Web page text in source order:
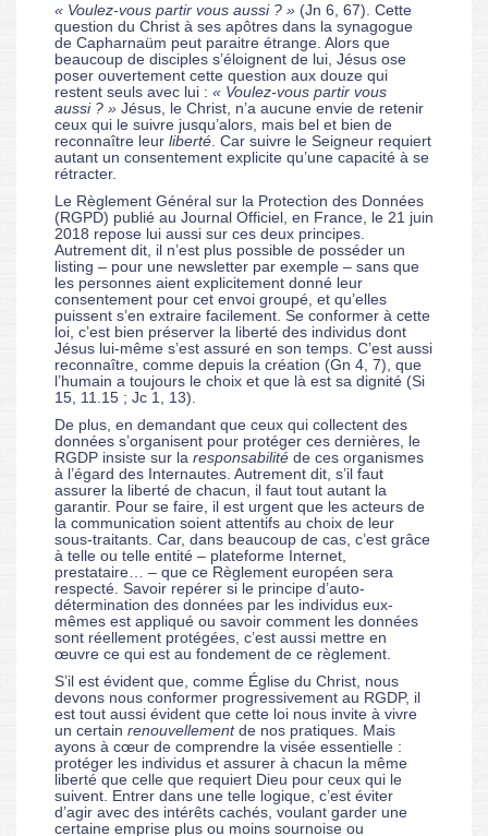
« Voulez-vous partir vous aussi ? » (Jn 6, 67). Cette
question du Christ à ses apôtres dans la synagogue
de Capharnaüm peut paraitre étrange. Alors que
beaucoup de disciples s’éloignent de lui, Jésus ose
poser ouvertement cette question aux douze qui
restent seuls avec lui : « Voulez-vous partir vous
aussi ? » Jésus, le Christ, n’a aucune envie de retenir
ceux qui le suivre jusqu’alors, mais bel et bien de
reconnaître leur liberté . Car suivre le Seigneur requiert
autant un consentement explicite qu’une capacité à se
rétracter.
Le Règlement Général sur la Protection des Données
(RGPD) publié au Journal Officiel, en France, le 21 juin
2018 repose lui aussi sur ces deux principes.
Autrement dit, il n’est plus possible de posséder un
listing – pour une newsletter par exemple – sans que
les personnes aient explicitement donné leur
consentement pour cet envoi groupé, et qu’elles
puissent s’en extraire facilement. Se conformer à cette
loi, c’est bien préserver la liberté des individus dont
Jésus lui-même s’est assuré en son temps. C’est aussi
reconnaître, comme depuis la création (Gn 4, 7), que
l’humain a toujours le choix et que là est sa dignité (Si
15, 11.15 ; Jc 1, 13).
De plus, en demandant que ceux qui collectent des
données s’organisent pour protéger ces dernières, le
RGDP insiste sur la responsabilité de ces organismes
à l’égard des Internautes. Autrement dit, s’il faut
assurer la liberté de chacun, il faut tout autant la
garantir. Pour se faire, il est urgent que les acteurs de
la communication soient attentifs au choix de leur
sous-traitants. Car, dans beaucoup de cas, c’est grâce
à telle ou telle entité – plateforme Internet,
prestataire… – que ce Règlement européen sera
respecté. Savoir repérer si le principe d’auto-
détermination des données par les individus eux-
mêmes est appliqué ou savoir comment les données
sont réellement protégées, c’est aussi mettre en
œuvre ce qui est au fondement de ce règlement.
S’il est évident que, comme Église du Christ, nous
devons nous conformer progressivement au RGDP, il
est tout aussi évident que cette loi nous invite à vivre
un certain renouvellementde nos pratiques. Mais
ayons à cœur de comprendre la visée essentielle :
protéger les individus et assurer à chacun la même
liberté que celle que requiert Dieu pour ceux qui le
suivent. Entrer dans une telle logique, c’est éviter
d’agir avec des intérêts cachés, voulant garder une
certaine emprise plus ou moins sournoise ou